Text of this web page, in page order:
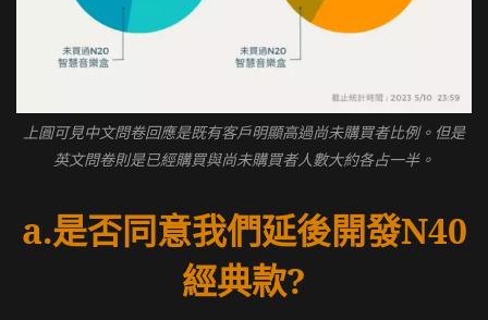
上圓可見中文問卷回應是既有客戶明顯高過尚未購買者比例。但是
英文問卷則是已經購買與尚未購買者人數大約各占一半。
a.是否同意我們延後開發N40
經典款?